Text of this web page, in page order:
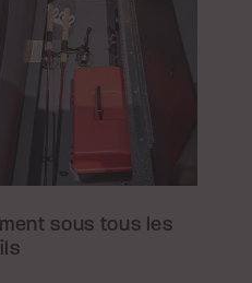
sous tous les